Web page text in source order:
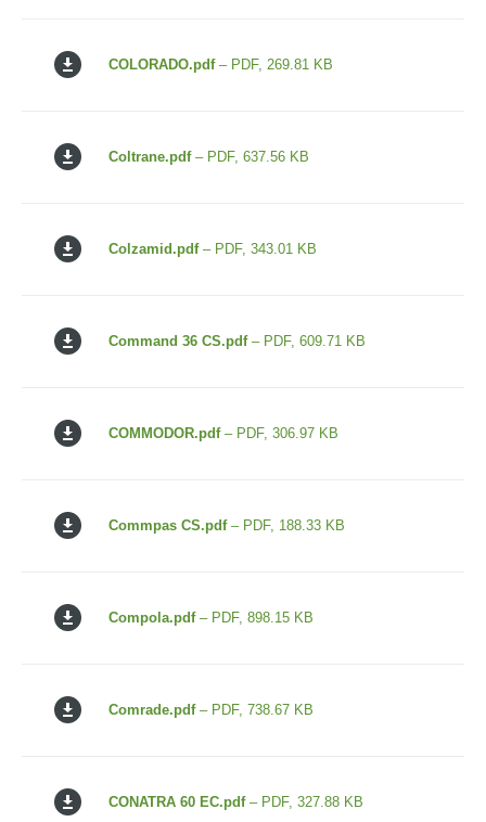
COLORADO.pdf– PDF, 269.81 KB
Coltrane.pdf– PDF, 637.56 KB
Colzamid.pdf– PDF, 343.01 KB
Command 36 CS.pdf– PDF, 609.71 KB
COMMODOR.pdf– PDF, 306.97 KB
Commpas CS.pdf– PDF, 188.33 KB
Compola.pdf– PDF, 898.15 KB
Comrade.pdf– PDF, 738.67 KB
CONATRA 60 EC.pdf– PDF, 327.88 KB